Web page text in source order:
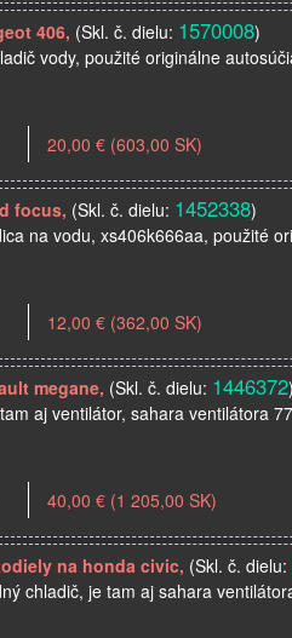
406, (Skl. č. dielu: 1570008)
vody, použité originálne
20,00 € (603,00 SK)
focus, (Skl. č. dielu: 1452338)
na vodu, xs406k666aa, použité
12,00 € (362,00 SK)
megane, (Skl. č. dielu: 1446372)
aj ventilátor, sahara ventilátora
40,00 € (1 205,00 SK)
na honda civic, (Skl. č. dielu:
chladič, je tam aj sahara